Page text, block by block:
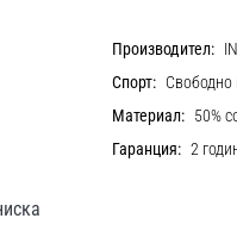
Производител:
Спорт: Свободно
Материал: 50%
Гаранция: 2